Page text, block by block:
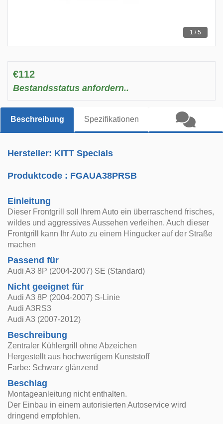
1 / 5
€112
Bestandsstatus anfordern..
Beschreibung Spezifikationen
Hersteller: KITT Specials
Produktcode : FGAUA38PRSB
Einleitung
Dieser Frontgrill soll Ihrem Auto ein überraschend frisches,
wildes und aggressives Aussehen verleihen. Auch dieser
Frontgrill kann Ihr Auto zu einem Hingucker auf der Straße
machen
Passend für
Audi A3 8P (2004-2007) SE (Standard)
Nicht geeignet für
Audi A3 8P (2004-2007) S-Linie
Audi A3RS3
Audi A3 (2007-2012)
Beschreibung
Zentraler Kühlergrill ohne Abzeichen
Hergestellt aus hochwertigem Kunststoff
Farbe: Schwarz glänzend
Beschlag
Montageanleitung nicht enthalten.
Der Einbau in einem autorisierten Autoservice wird
dringend empfohlen.